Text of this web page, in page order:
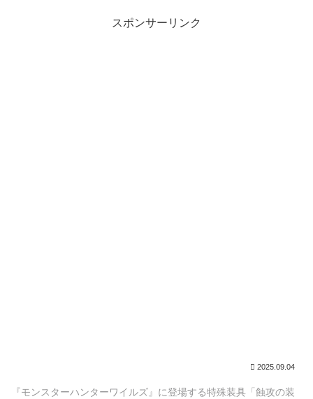
スポンサーリンク
2025.09.04
『モンスターハンターワイルズ』に登場する特殊装具「蝕攻の装